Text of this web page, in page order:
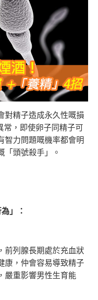
對精子造成永久性嘅損
常，即使卵子同精子可
智力問題嘅機率都會明
「頭號殺手」。
」：
前列腺長期處於充血狀
康，仲會容易導致精子
嚴重影響男性生育能